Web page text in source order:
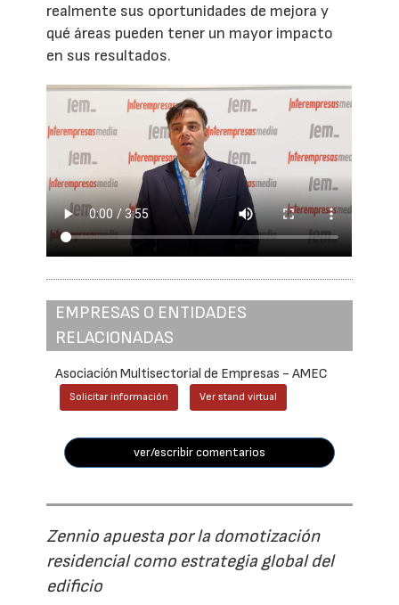
realmente sus oportunidades de mejora y
qué áreas pueden tener un mayor impacto
en sus resultados.
EMPRESAS O ENTIDADES
RELACIONADAS
Asociación Multisectorial de Empresas - AMEC
Solicitar información Ver stand virtual
ver/escribir comentarios
Zennio apuesta por la domotización
residencial como estrategia global del
edificio